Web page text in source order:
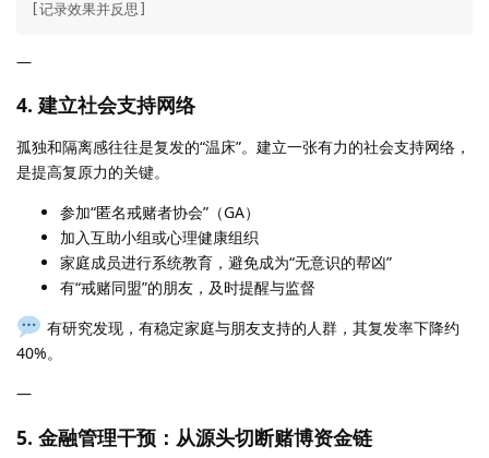
[记录效果并反思]
—
4. 建立社会支持网络
孤独和隔离感往往是复发的“温床”。建立一张有力的社会支持网络，
是提高复原力的关键。
参加“匿名戒赌者协会”（GA）
加入互助小组或心理健康组织
家庭成员进行系统教育，避免成为“无意识的帮凶”
有“戒赌同盟”的朋友，及时提醒与监督
有研究发现，有稳定家庭与朋友支持的人群，其复发率下降约
40%。
—
5. 金融管理干预：从源头切断赌博资金链